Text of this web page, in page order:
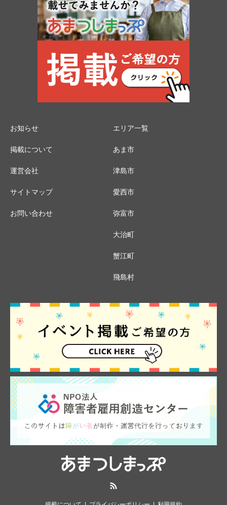
お知らせ
掲載について
運営会社
サイトマップ
お問い合わせ
エリア一覧
あま市
津島市
愛西市
弥富市
大治町
蟹江町
飛島村